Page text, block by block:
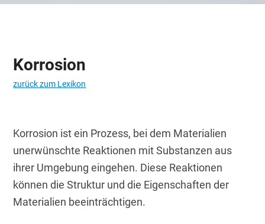
Korrosion
zurück zum Lexikon
Korrosion ist ein Prozess, bei dem Materialien
unerwünschte Reaktionen mit Substanzen aus
ihrer Umgebung eingehen. Diese Reaktionen
können die Struktur und die Eigenschaften der
Materialien beeinträchtigen.